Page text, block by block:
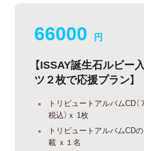
66000 円
【ISSAY誕生石ルビー
ツ２枚で応援プラン】
トリビュートアルバムCD
税込）ｘ 1枚
トリビュートアルバムCD
載 ｘ１名